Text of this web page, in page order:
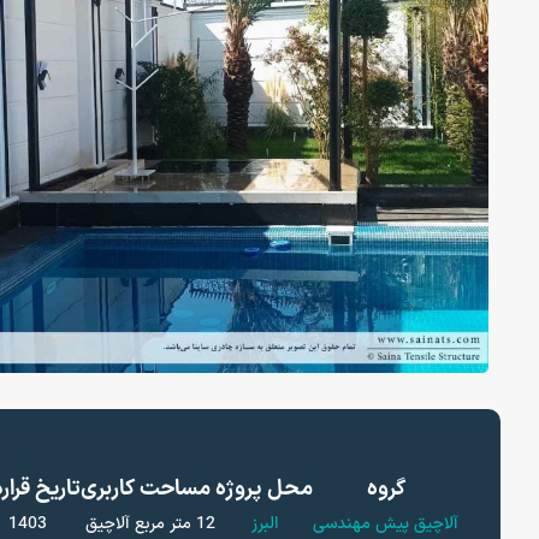
گروه
آلاچیق پیش مهندسی
محل پروژه
البرز
مساحت
12 متر مربع
کاربری
آلاچیق
تاریخ
1403